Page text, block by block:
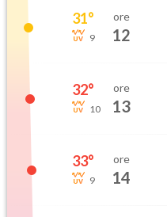
31°
9
ore
12
32°
10
ore
13
33°
9
ore
14